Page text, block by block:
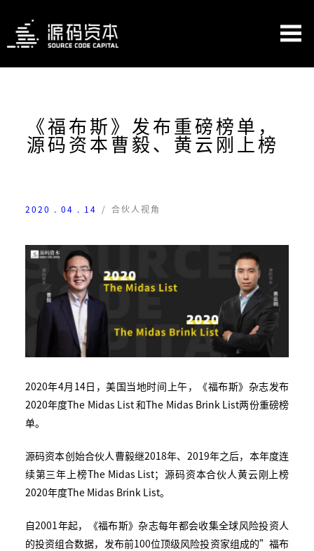
《福布斯》发布重磅榜单，
源码资本曹毅、黄云刚上榜
2020 . 04 . 14 / 合伙人视角
2020年4月14日，美国当地时间上午，《福布斯》杂志发布
2020年度The Midas List 和The Midas Brink List两份重磅榜
单。
源码资本创始合伙人曹毅继2018年、2019年之后，本年度连
续第三年上榜The Midas List；源码资本合伙人黄云刚上榜
2020年度The Midas Brink List。
自2001年起，《福布斯》杂志每年都会收集全球风险投资人
的投资组合数据，发布前100位顶级风险投资家组成的”福布